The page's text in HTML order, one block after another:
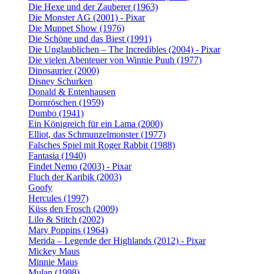
Die Hexe und der Zauberer (1963)
Die Monster AG (2001) - Pixar
Die Muppet Show (1976)
Die Schöne und das Biest (1991)
Die Unglaublichen – The Incredibles (2004) - Pixar
Die vielen Abenteuer von Winnie Puuh (1977)
Dinosaurier (2000)
Disney Schurken
Donald & Entenhausen
Dornröschen (1959)
Dumbo (1941)
Ein Königreich für ein Lama (2000)
Elliot, das Schmunzelmonster (1977)
Falsches Spiel mit Roger Rabbit (1988)
Fantasia (1940)
Findet Nemo (2003) - Pixar
Fluch der Karibik (2003)
Goofy
Hercules (1997)
Küss den Frosch (2009)
Lilo & Stitch (2002)
Mary Poppins (1964)
Merida – Legende der Highlands (2012) - Pixar
Mickey Maus
Minnie Maus